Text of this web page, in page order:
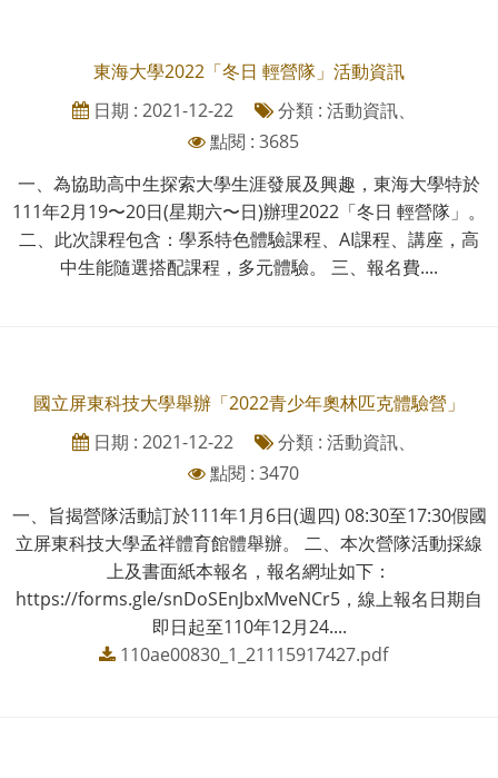
東海大學2022「冬日 輕營隊」活動資訊
日期 : 2021-12-22
分類 : 活動資訊、
點閱 : 3685
一、為協助高中生探索大學生涯發展及興趣，東海大學特於
111年2月19〜20日(星期六〜日)辦理2022「冬日 輕營隊」。
二、此次課程包含：學系特色體驗課程、AI課程、講座，高
中生能隨選搭配課程，多元體驗。 三、報名費....
國立屏東科技大學舉辦「2022青少年奧林匹克體驗營」
日期 : 2021-12-22
分類 : 活動資訊、
點閱 : 3470
一、旨揭營隊活動訂於111年1月6日(週四) 08:30至17:30假國
立屏東科技大學孟祥體育館體舉辦。 二、本次營隊活動採線
上及書面紙本報名，報名網址如下：
https://forms.gle/snDoSEnJbxMveNCr5，線上報名日期自
即日起至110年12月24....
110ae00830_1_21115917427.pdf